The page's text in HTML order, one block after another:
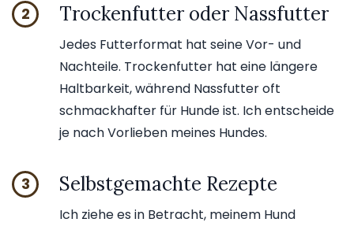
2 Trockenfutter oder Nassfutter
Jedes Futterformat hat seine Vor- und
Nachteile. Trockenfutter hat eine längere
Haltbarkeit, während Nassfutter oft
schmackhafter für Hunde ist. Ich entscheide
je nach Vorlieben meines Hundes.
3 Selbstgemachte Rezepte
Ich ziehe es in Betracht, meinem Hund